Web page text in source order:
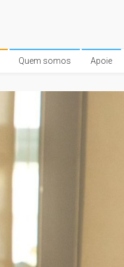
Quem somos Apoie